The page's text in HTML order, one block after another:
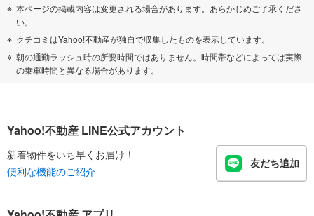
本ページの掲載内容は変更される場合があります。あらかじめご了承くださ
い。
クチコミはYahoo!不動産が独自で収集したものを表示しています。
朝の通勤ラッシュ時の所要時間ではありません。時間帯などによっては実際
の乗車時間と異なる場合があります。
Yahoo!不動産 LINE公式アカウント
新着物件をいち早くお届け！
便利な機能のご紹介
友だち追加